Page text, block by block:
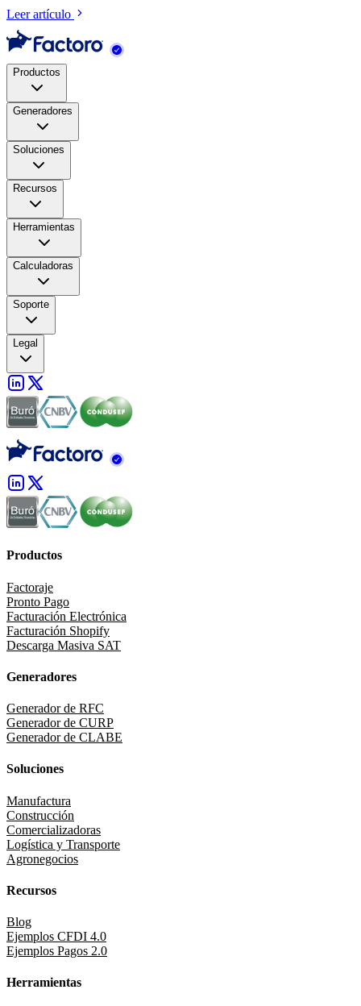
Leer artículo
Productos
Generadores
Soluciones
Recursos
Herramientas
Calculadoras
Soporte
Legal
Productos
Factoraje
Pronto Pago
Facturación Electrónica
Facturación Shopify
Descarga Masiva SAT
Generadores
Generador de RFC
Generador de CURP
Generador de CLABE
Soluciones
Manufactura
Construcción
Comercializadoras
Logística y Transporte
Agronegocios
Recursos
Blog
Ejemplos CFDI 4.0
Ejemplos Pagos 2.0
Herramientas